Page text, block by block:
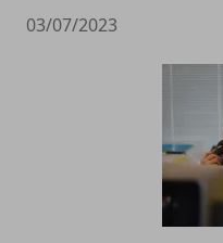
03/07/2023